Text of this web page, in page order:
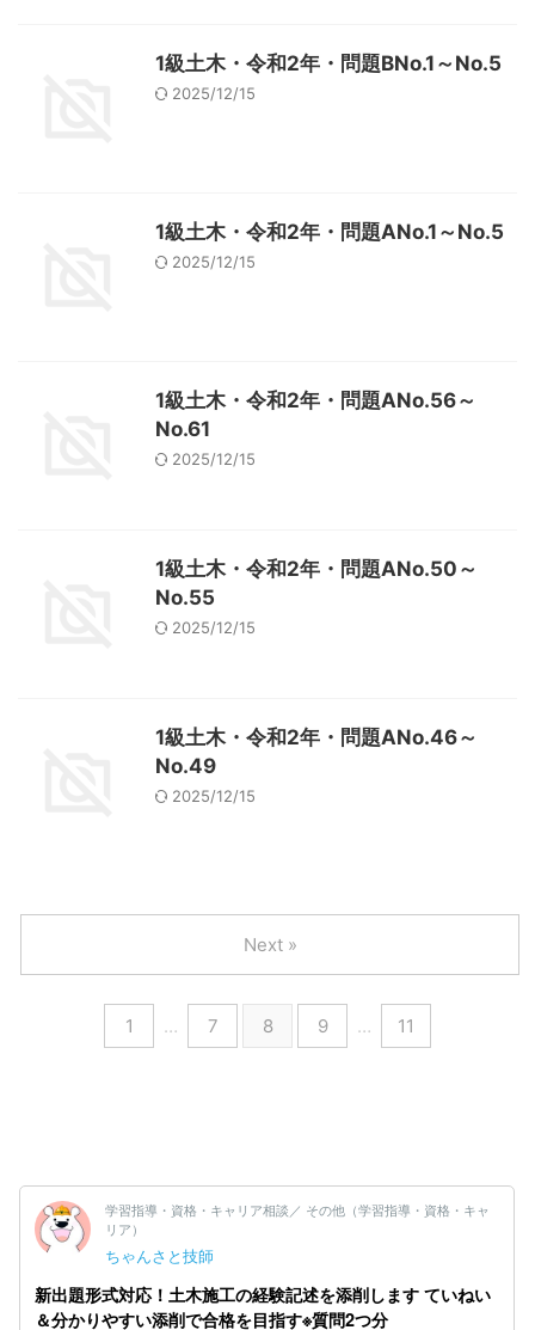
1級土木・令和2年・問題BNo.1～No.5
2025/12/15
1級土木・令和2年・問題ANo.1～No.5
2025/12/15
1級土木・令和2年・問題ANo.56～
No.61
2025/12/15
1級土木・令和2年・問題ANo.50～
No.55
2025/12/15
1級土木・令和2年・問題ANo.46～
No.49
2025/12/15
1 … 7 8 9 … 11
Next »